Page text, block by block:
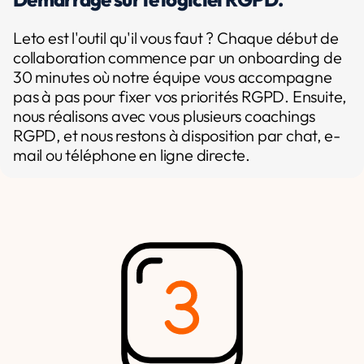
Leto est l'outil qu'il vous faut ? Chaque début de
collaboration commence par un onboarding de
30 minutes où notre équipe vous accompagne
pas à pas pour fixer vos priorités RGPD. Ensuite,
nous réalisons avec vous plusieurs coachings
RGPD, et nous restons à disposition par chat, e-
mail ou téléphone en ligne directe.